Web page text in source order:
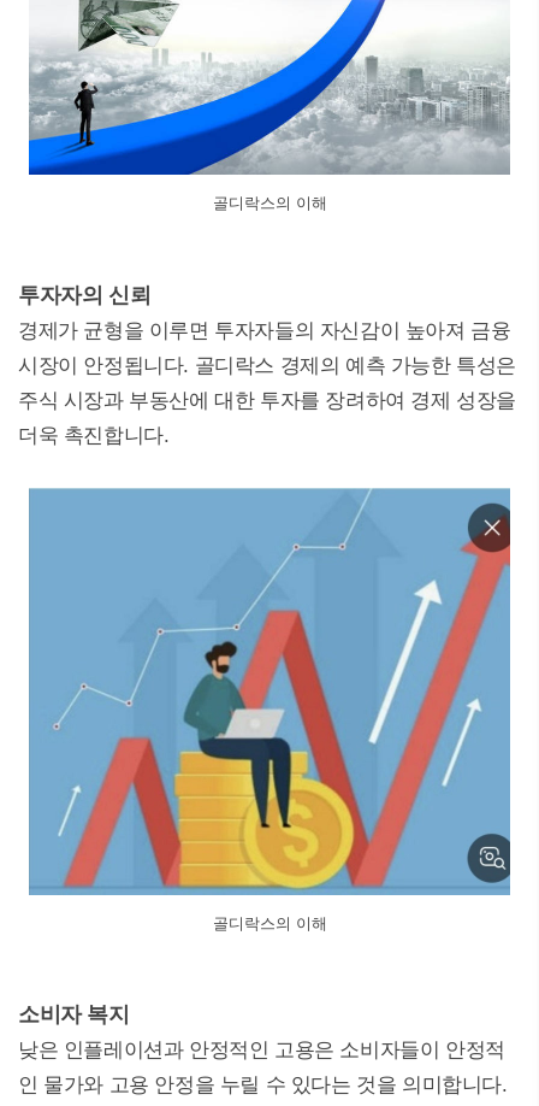
골디락스의 이해
투자자의 신뢰
경제가 균형을 이루면 투자자들의 자신감이 높아져 금융
시장이 안정됩니다. 골디락스 경제의 예측 가능한 특성은
주식 시장과 부동산에 대한 투자를 장려하여 경제 성장을
더욱 촉진합니다.
골디락스의 이해
소비자 복지
낮은 인플레이션과 안정적인 고용은 소비자들이 안정적
인 물가와 고용 안정을 누릴 수 있다는 것을 의미합니다.